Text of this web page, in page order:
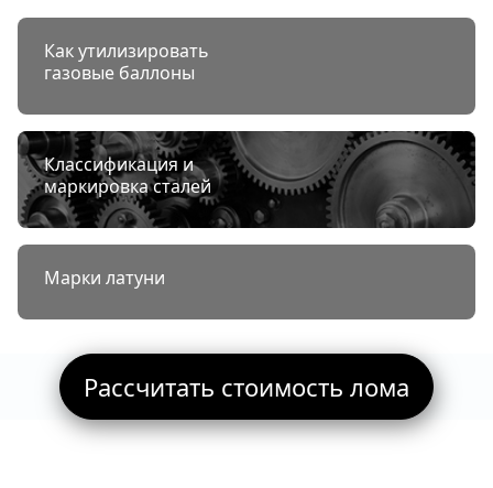
Как утилизировать
газовые баллоны
Классификация и
маркировка сталей
Марки латуни
Рассчитать стоимость лома